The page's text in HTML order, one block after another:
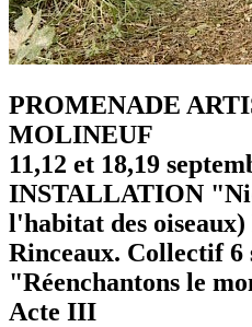
PROMENADE
MOLINEUF
11,12 et 18,19
INSTALLATION
l'habitat des oiseaux)
Rinceaux. Collectif 6
"Réenchantons le
Acte III